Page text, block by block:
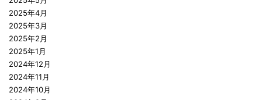
2025年4月
2025年3月
2025年2月
2025年1月
2024年12月
2024年11月
2024年10月